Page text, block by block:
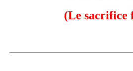
(Le sacrifice